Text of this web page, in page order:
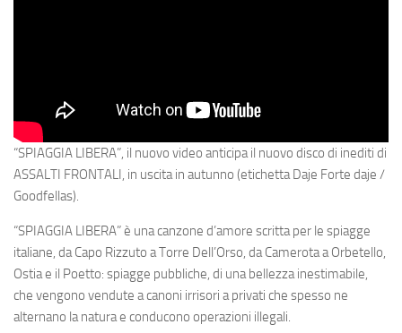
“SPIAGGIA LIBERA”, il nuovo video anticipa il nuovo disco di inediti di
ASSALTI FRONTALI, in uscita in autunno (etichetta Daje Forte daje /
Goodfellas).
“SPIAGGIA LIBERA” è una canzone d’amore scritta per le spiagge
italiane, da Capo Rizzuto a Torre Dell’Orso, da Camerota a Orbetello,
Ostia e il Poetto: spiagge pubbliche, di una bellezza inestimabile,
che vengono vendute a canoni irrisori a privati che spesso ne
alternano la natura e conducono operazioni illegali.